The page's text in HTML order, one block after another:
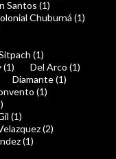
Santos (1)
Chuburná (1)
(1)
(1)
Del Arco (1)
Diamante (1)
(1)
(1)
(2)
(1)